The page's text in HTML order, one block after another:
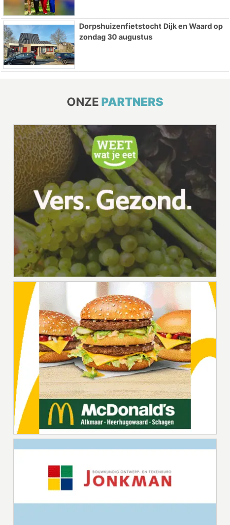
Dorpshuizenfietstocht Dijk en Waard op
zondag 30 augustus
ONZE PARTNERS